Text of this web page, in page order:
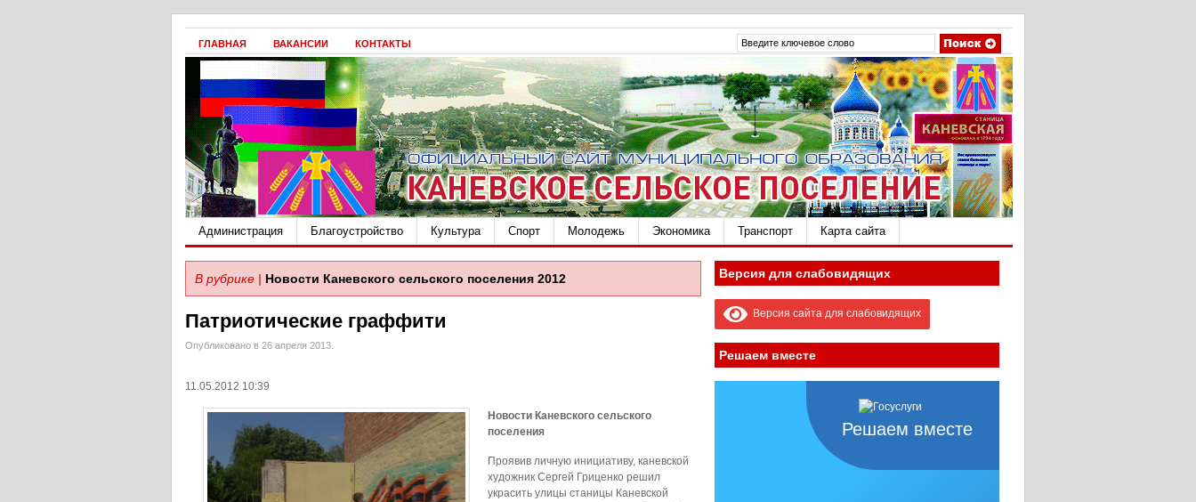
ГЛАВНАЯ ВАКАНСИИ КОНТАКТЫ
Администрация Благоустройство Культура Спорт Молодежь Экономика Транспорт Карта сайта
В рубрике | Новости Каневского сельского поселения 2012
Патриотические граффити
Опубликовано в 26 апреля 2013.
11.05.2012 10:39
Новости Каневского сельского
поселения
Проявив личную инициативу, каневской
художник Сергей Гриценко решил
украсить улицы станицы Каневской
Версия для слабовидящих
Версия сайта для слабовидящих
Решаем вместе
Решаем вместе